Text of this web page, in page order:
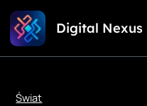
Przejdź
do
treści
Digital Nexus
Świat